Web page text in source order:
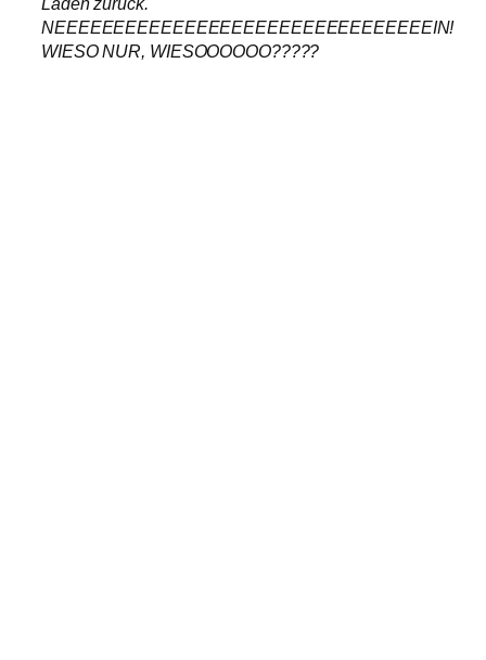
NEEEEEEEEEEEEEEEEEEEEEEEEEEEEEEEEIN!
WIESO NUR, WIESOOOOOO?????